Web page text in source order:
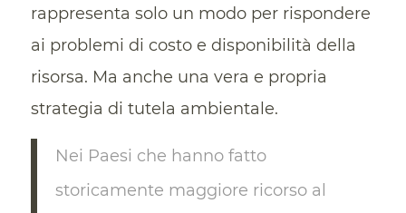
rappresenta solo un modo per rispondere
ai problemi di costo e disponibilità della
risorsa. Ma anche una vera e propria
strategia di tutela ambientale.
Nei Paesi che hanno fatto
storicamente maggiore ricorso al